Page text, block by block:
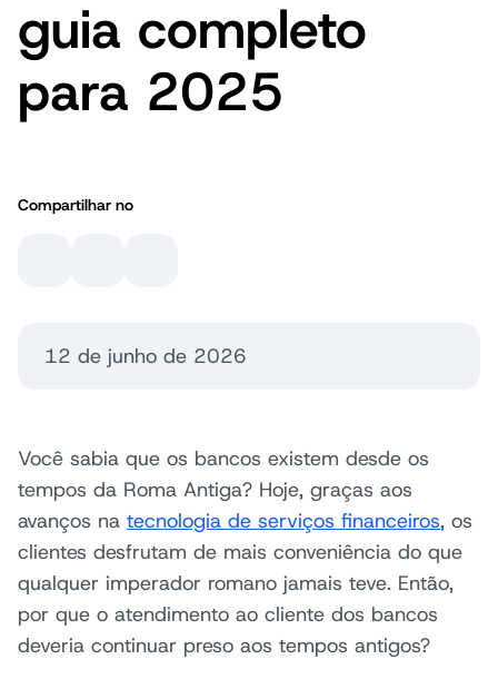
guia completo
para 2025
Compartilhar no
12 de junho de 2026
Você sabia que os bancos existem desde os
tempos da Roma Antiga? Hoje, graças aos
avanços na tecnologia de serviços financeiros, os
clientes desfrutam de mais conveniência do que
qualquer imperador romano jamais teve. Então,
por que o atendimento ao cliente dos bancos
deveria continuar preso aos tempos antigos?